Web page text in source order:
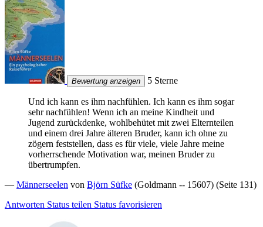
Bewertung anzeigen 5 Sterne
Und ich kann es ihm nachfühlen. Ich kann es ihm sogar
sehr nachfühlen! Wenn ich an meine Kindheit und
Jugend zurückdenke, wohlbehütet mit zwei Elternteilen
und einem drei Jahre älteren Bruder, kann ich ohne zu
zögern feststellen, dass es für viele, viele Jahre meine
vorherrschende Motivation war, meinen Bruder zu
übertrumpfen.
— Männerseelen von Björn Süfke (Goldmann -- 15607) (Seite 131)
Antworten Status teilen Status favorisieren